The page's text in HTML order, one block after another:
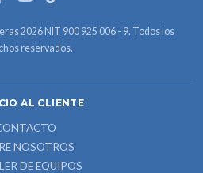
2026 NIT 900 925 006 - 9. Todos los
reservados.
AL CLIENTE
NOSOTROS
DE EQUIPOS